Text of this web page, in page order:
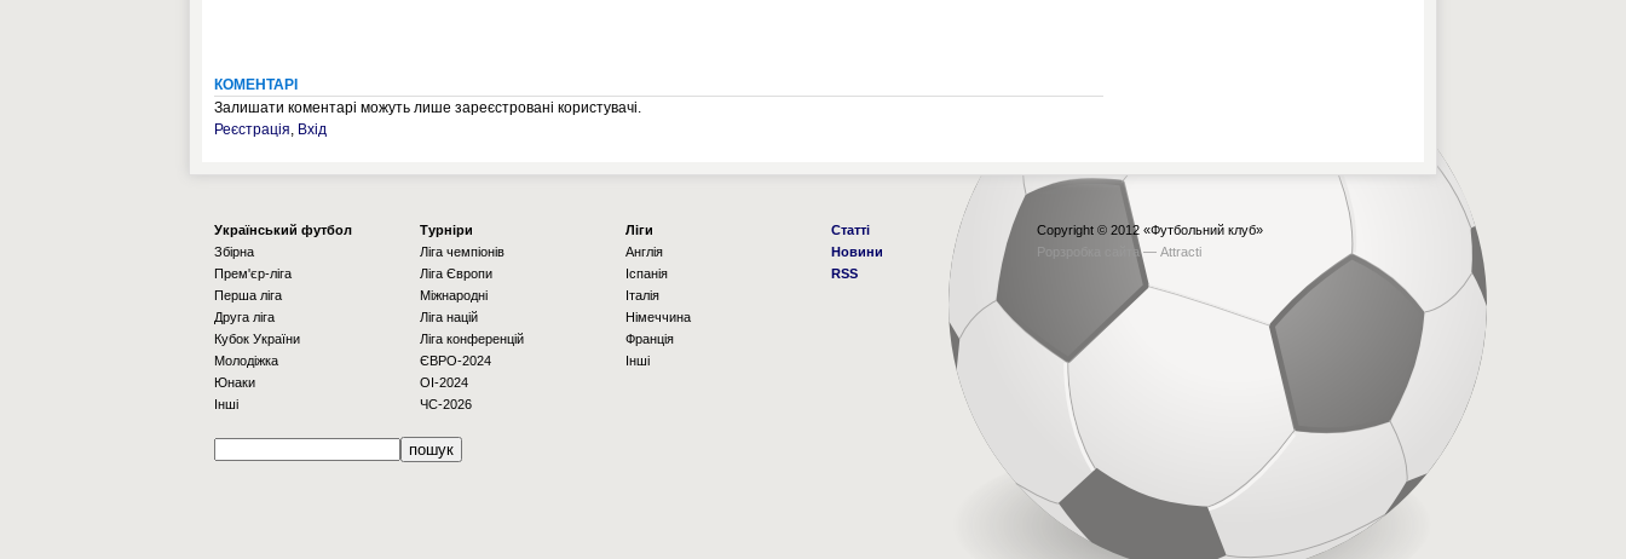
КОМЕНТАРІ
Залишати коментарі можуть лише зареєстровані користувачі.
Реєстрація, Вхід
Українcький футбол
Збірна
Прем'єр-ліга
Перша ліга
Друга ліга
Кубок України
Молодіжка
Юнаки
Інші
Турніри
Ліга чемпіонів
Ліга Європи
Міжнародні
Ліга націй
Ліга конференцій
ЄВРО-2024
OI-2024
ЧС-2026
Ліги
Англія
Іспанія
Італія
Німеччина
Франція
Інші
Статті
Новини
RSS
Copyright © 2012 «Футбольний клуб»
Рорзробка сайта — Attracti